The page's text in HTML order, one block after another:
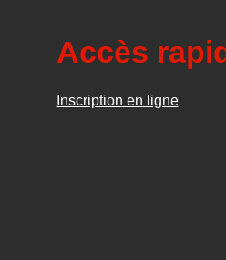
Accès
Inscription en ligne